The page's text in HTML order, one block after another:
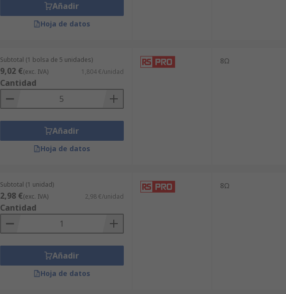
Añadir
Hoja de datos
Subtotal (1 bolsa de 5 unidades)
9,02 €(exc. IVA) 1,804 €/unidad
Cantidad
Añadir
Hoja de datos
8Ω
Subtotal (1 unidad)
2,98 €(exc. IVA) 2,98 €/unidad
Cantidad
Añadir
Hoja de datos
8Ω